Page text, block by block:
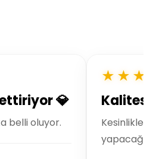
💎
belli oluyor.
Kesinlikle